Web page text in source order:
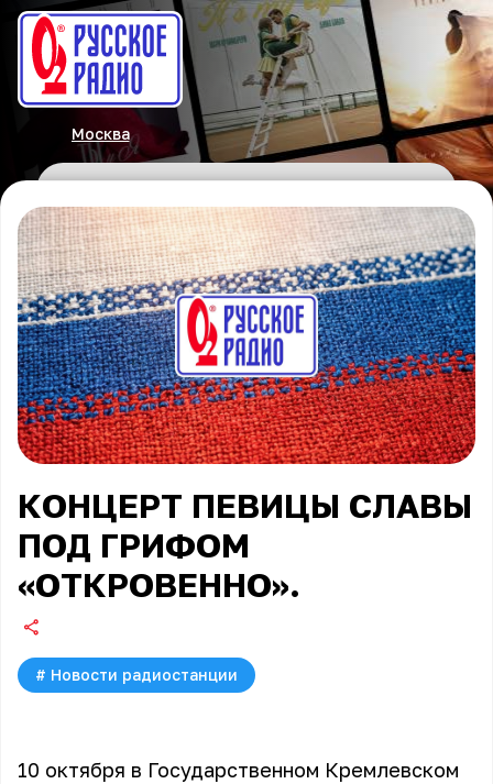
Москва
КОНЦЕРТ ПЕВИЦЫ СЛАВЫ
ПОД ГРИФОМ
«ОТКРОВЕННО».
# Новости радиостанции
10 октября в Государственном Кремлевском